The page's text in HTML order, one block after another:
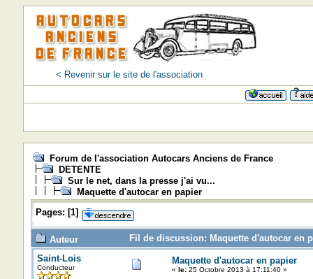
< Revenir sur le site de l'association
Forum de l'association Autocars Anciens de France
DETENTE
Sur le net, dans la presse j'ai vu...
Maquette d'autocar en papier
Pages: [1]
Auteur
Fil de discussion: Maquette d'autocar en
Saint-Lois
Conducteur
Maquette d'autocar en papier
« le:25 Octobre 2013 à 17:11:40 »